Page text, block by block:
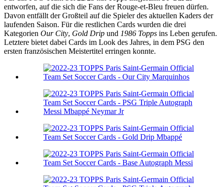
entworfen, auf die sich die Fans der Rouge-et-Bleu freuen dürfen.
Davon entfällt der Großteil auf die Spieler des aktuellen Kaders der
laufenden Saison. Für die restlichen Cards wurden die drei
Kategorien Our City, Gold Drip und 1986 Topps ins Leben gerufen.
Letztere bietet dabei Cards im Look des Jahres, in dem PSG den
ersten französischen Meistertitel erringen konnte.